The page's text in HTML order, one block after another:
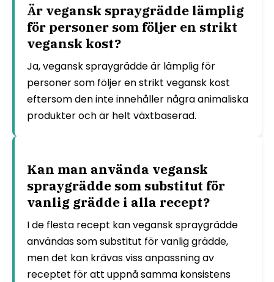
Är vegansk spraygrädde lämplig
för personer som följer en strikt
vegansk kost?
Ja, vegansk spraygrädde är lämplig för
personer som följer en strikt vegansk kost
eftersom den inte innehåller några animaliska
produkter och är helt växtbaserad.
Kan man använda vegansk
spraygrädde som substitut för
vanlig grädde i alla recept?
I de flesta recept kan vegansk spraygrädde
användas som substitut för vanlig grädde,
men det kan krävas viss anpassning av
receptet för att uppnå samma konsistens